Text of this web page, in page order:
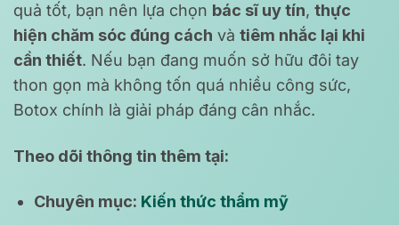
quả tốt, bạn nên lựa chọn bác sĩ uy tín, thực
hiện chăm sóc đúng cách và tiêm nhắc lại khi
cần thiết. Nếu bạn đang muốn sở hữu đôi tay
thon gọn mà không tốn quá nhiều công sức,
Botox chính là giải pháp đáng cân nhắc.
Theo dõi thông tin thêm tại:
Chuyên mục: Kiến thức thẩm mỹ